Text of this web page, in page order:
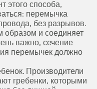
этого способа,
перемычка
без разрывов.
образом и соединяет
важно, сечение
перемычек должно
Производители
гребенки, которыми